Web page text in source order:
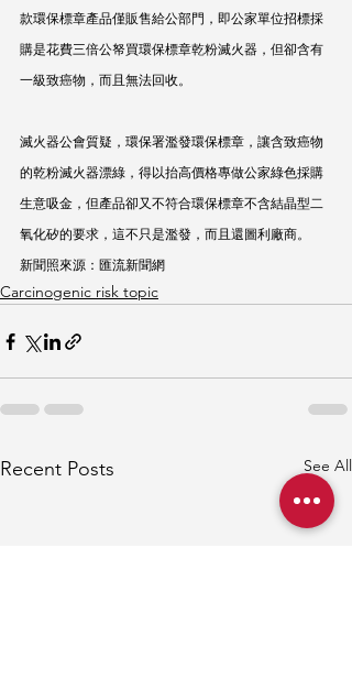
款環保標章產品僅販售給公部門，即公家單位招標採
購是花費三倍公帑買環保標章乾粉滅火器，但卻含有
一級致癌物，而且無法回收。
滅火器公會質疑，環保署濫發環保標章，讓含致癌物
的乾粉滅火器漂綠，得以抬高價格專做公家綠色採購
生意吸金，但產品卻又不符合環保標章不含結晶型二
氧化矽的要求，這不只是濫發，而且還圖利廠商。
新聞照來源：匯流新聞網
Carcinogenic risk topic
Recent Posts See All